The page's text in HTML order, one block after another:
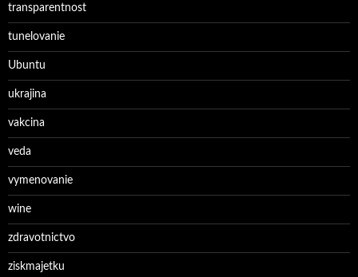
transparentnost
tunelovanie
Ubuntu
ukrajina
vakcina
veda
vymenovanie
wine
zdravotnictvo
ziskmajetku